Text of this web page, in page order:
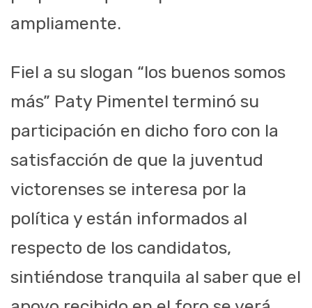
ampliamente.
Fiel a su slogan “los buenos somos
más” Paty Pimentel terminó su
participación en dicho foro con la
satisfacción de que la juventud
victorenses se interesa por la
política y están informados al
respecto de los candidatos,
sintiéndose tranquila al saber que el